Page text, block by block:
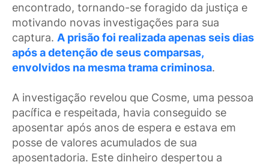
encontrado, tornando-se foragido da justiça e
motivando novas investigações para sua
captura. A prisão foi realizada apenas seis dias
após a detenção de seus comparsas,
envolvidos na mesma trama criminosa.
A investigação revelou que Cosme, uma pessoa
pacífica e respeitada, havia conseguido se
aposentar após anos de espera e estava em
posse de valores acumulados de sua
aposentadoria. Este dinheiro despertou a